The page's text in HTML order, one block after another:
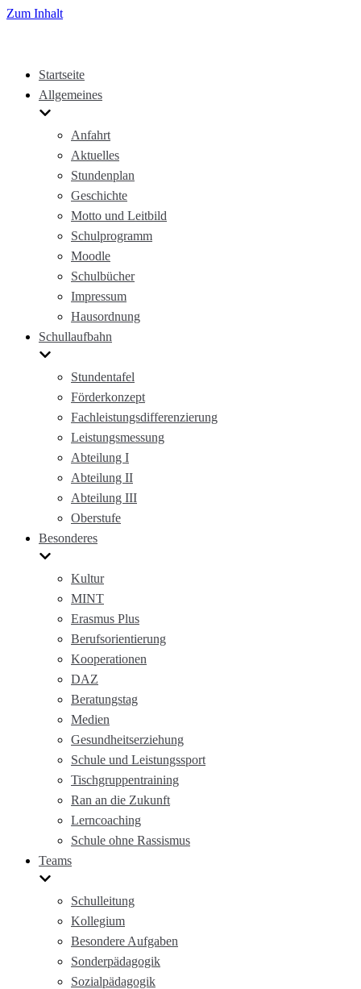
Zum Inhalt
Startseite
Allgemeines
Anfahrt
Aktuelles
Stundenplan
Geschichte
Motto und Leitbild
Schulprogramm
Moodle
Schulbücher
Impressum
Hausordnung
Schullaufbahn
Stundentafel
Förderkonzept
Fachleistungsdifferenzierung
Leistungsmessung
Abteilung I
Abteilung II
Abteilung III
Oberstufe
Besonderes
Kultur
MINT
Erasmus Plus
Berufsorientierung
Kooperationen
DAZ
Beratungstag
Medien
Gesundheitserziehung
Schule und Leistungssport
Tischgruppentraining
Ran an die Zukunft
Lerncoaching
Schule ohne Rassismus
Teams
Schulleitung
Kollegium
Besondere Aufgaben
Sonderpädagogik
Sozialpädagogik